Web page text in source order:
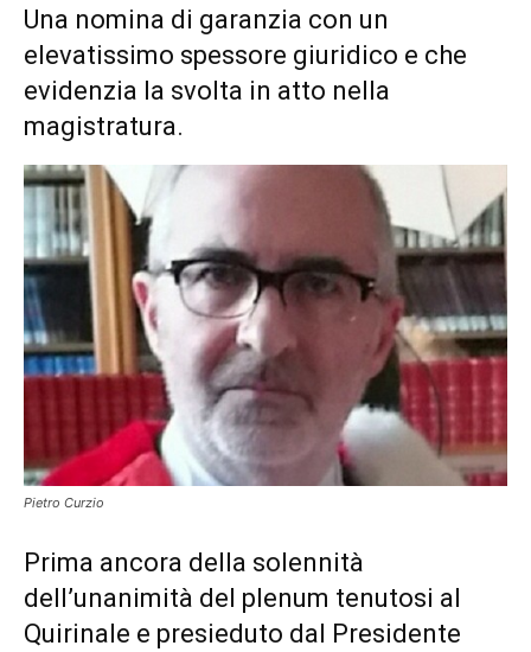
Una nomina di garanzia con un
elevatissimo spessore giuridico e che
evidenzia la svolta in atto nella
magistratura.
Pietro Curzio
Prima ancora della solennità
dell’unanimità del plenum tenutosi al
Quirinale e presieduto dal Presidente